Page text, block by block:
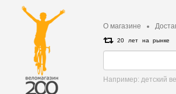
О магазине
20 лет на рынке
Например: детский